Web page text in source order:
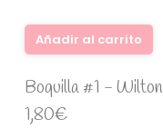
Añadir al carrito
Boquilla #1 - Wilton
1,80€